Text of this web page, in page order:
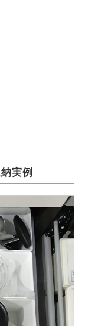
実例